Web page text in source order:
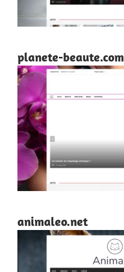
planete-beaute.com
animaleo.net